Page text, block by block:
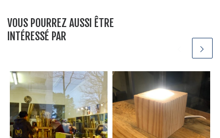
VOUS POURREZ AUSSI ÊTRE
INTÉRESSÉ PAR